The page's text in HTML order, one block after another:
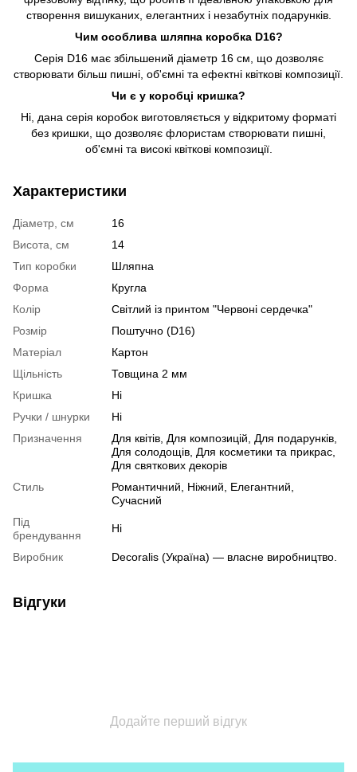
створення вишуканих, елегантних і незабутніх подарунків.
Чим особлива шляпна коробка D16?
Серія D16 має збільшений діаметр 16 см, що дозволяє
створювати більш пишні, об'ємні та ефектні квіткові композиції.
Чи є у коробці кришка?
Ні, дана серія коробок виготовляється у відкритому форматі
без кришки, що дозволяє флористам створювати пишні,
об'ємні та високі квіткові композиції.
Характеристики
Діаметр, см
16
Висота, см
14
Тип коробки
Шляпна
Форма
Кругла
Колір
Світлий із принтом "Червоні сердечка"
Розмір
Поштучно (D16)
Матеріал
Картон
Щільність
Товщина 2 мм
Кришка
Ні
Ручки / шнурки
Ні
Призначення
Для квітів, Для композицій, Для подарунків,
Для солодощів, Для косметики та прикрас,
Для святкових декорів
Стиль
Романтичний, Ніжний, Елегантний,
Сучасний
Під
брендування
Ні
Виробник Decoralis (Україна) — власне виробництво.
Відгуки
Додайте перший відгук